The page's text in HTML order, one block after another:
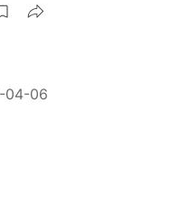
04-06